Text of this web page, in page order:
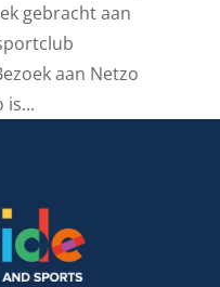
gebracht aan
aan Netzo
is...